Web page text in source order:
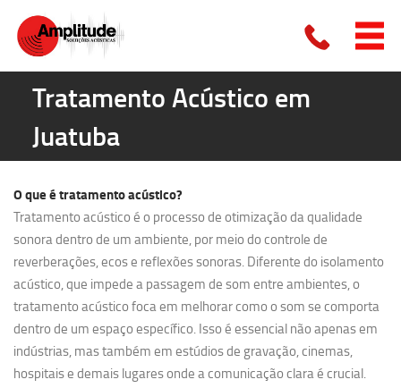
Tratamento Acústico em
Juatuba
O que étratamento acústico?
Tratamento acústico é o processo de otimização da qualidade
sonora dentro de um ambiente, por meio do controle de
reverberações, ecos e reflexões sonoras. Diferente do isolamento
acústico, que impede a passagem de som entre ambientes, o
tratamento acústico foca em melhorar como o som se comporta
dentro de um espaço específico. Isso é essencial não apenas em
indústrias, mas também em estúdios de gravação, cinemas,
hospitais e demais lugares onde a comunicação clara é crucial.